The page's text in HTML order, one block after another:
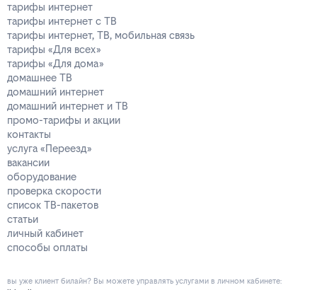
тарифы интернет
тарифы интернет с ТВ
тарифы интернет, ТВ, мобильная связь
тарифы «Для всех»
тарифы «Для дома»
домашнее ТВ
домашний интернет
домашний интернет и ТВ
промо-тарифы и акции
контакты
услуга «Переезд»
вакансии
оборудование
проверка скорости
список ТВ-пакетов
статьи
личный кабинет
способы оплаты
вы уже клиент билайн? Вы можете управлять услугами в личнoм кaбинeтe: